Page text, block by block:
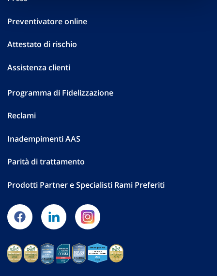
Preventivatore online
Attestato di rischio
Assistenza clienti
Programma di Fidelizzazione
Reclami
Inadempimenti AAS
Parità di trattamento
Prodotti Partner e Specialisti Rami Preferiti